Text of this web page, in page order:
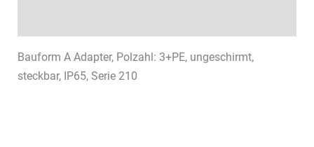
Bauform A Adapter, Polzahl: 3+PE, ungeschirmt,
steckbar, IP65, Serie 210